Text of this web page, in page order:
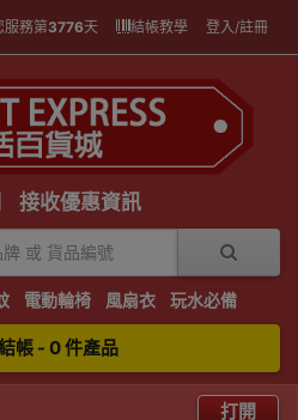
服務第3776天 結帳教學 登入/註冊
接收優惠資訊
電動輪椅 風扇衣 玩水必備
帳 - 0 件產品
打開